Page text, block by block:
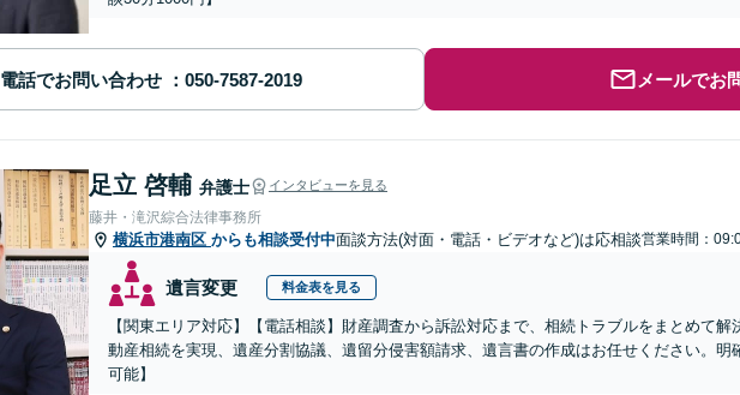
電話でお問い合わせ メールでお
足立 啓輔 弁護士 インタビューを見る
藤井・滝沢綜合法律事務所
横浜市港南区 からも相談受付中面談方法(対面・電話・ビデオなど)は応相談営業時間：
遺言変更 料金表を見る
【関東エリア対応】【電話相談】財産調査から訴訟対応まで、相続トラブルをまとめて
動産相続を実現、遺産分割協議、遺留分侵害額請求、遺言書の作成はお任せください。明
可能】